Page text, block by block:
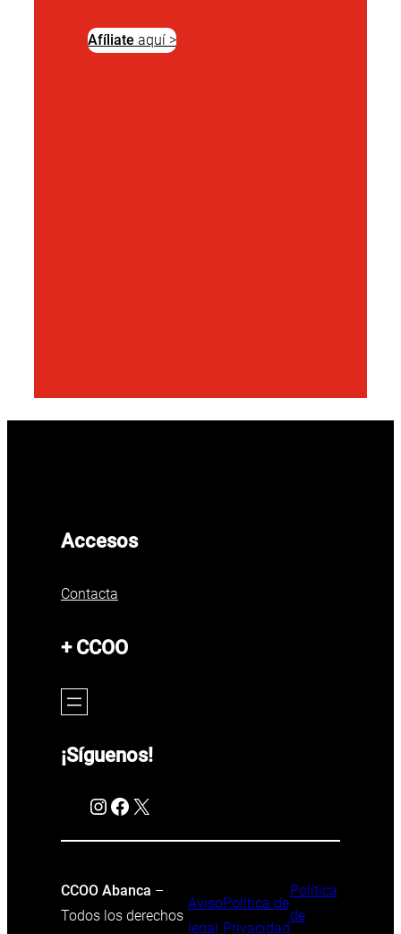
Afíliate aquí >
Accesos
Contacta
+ CCOO
¡Síguenos!
Instagram Facebook X
CCOO Abanca –
Todos los derechos
Aviso
legal
Política de
Privacidad
Política
de